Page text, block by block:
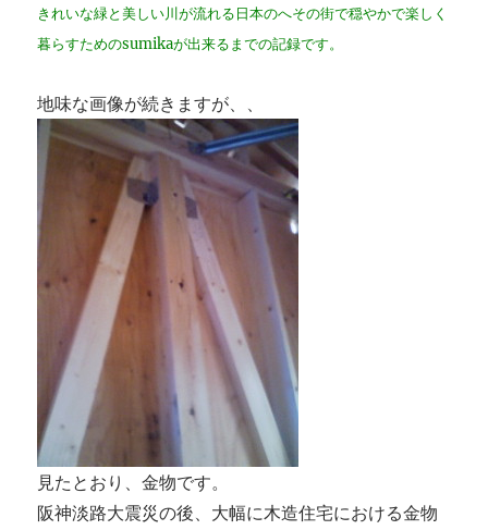
きれいな緑と美しい川が流れる日本のへその街で穏やかで楽しく
暮らすためのsumikaが出来るまでの記録です。
地味な画像が続きますが、、
見たとおり、金物です。
阪神淡路大震災の後、大幅に木造住宅における金物